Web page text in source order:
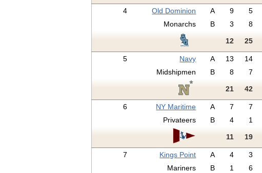
4 Old Dominion A 9 5
Monarchs
B 3 8
12 25
5 Navy A 13 14
Midshipmen
B 8 7
21 42
6 NY Maritime A 7 7
Privateers
B 4 1
11 19
7 Kings Point A 4 3
Mariners
B 1 6